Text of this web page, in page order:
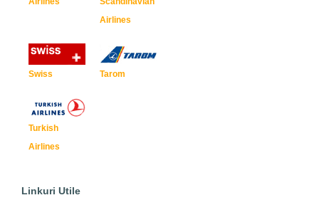
Airlines
Swiss Tarom
Turkish
Airlines
Linkuri Utile